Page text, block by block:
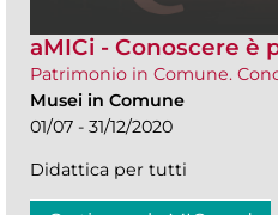
aMICi - Conoscere è
Patrimonio in Comune.
Musei in Comune
01/07 - 31/12/2020
Didattica per tutti